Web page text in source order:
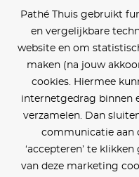
Pathé Thuis gebruikt
en vergelijkbare
website en om
maken (na jouw
cookies. Hiermee
internetgedrag binnen
verzamelen. Dan
communicatie aan
‘accepteren’ te
van deze marketing